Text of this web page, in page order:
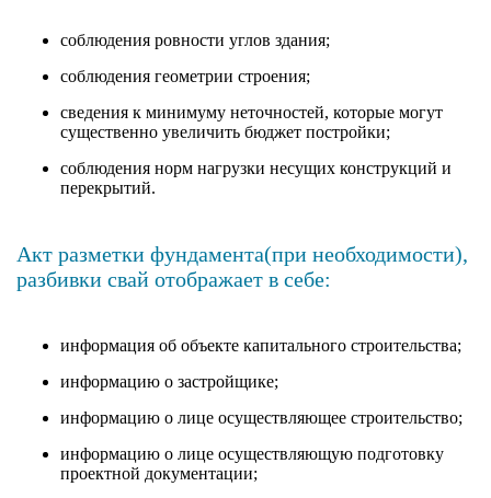
соблюдения ровности углов здания;
соблюдения геометрии строения;
сведения к минимуму неточностей, которые могут
существенно увеличить бюджет постройки;
соблюдения норм нагрузки несущих конструкций и
перекрытий.
Акт разметки фундамента(при необходимости),
разбивки свай отображает в себе:
информация об объекте капитального строительства;
информацию о застройщике;
информацию о лице осуществляющее строительство;
информацию о лице осуществляющую подготовку
проектной документации;